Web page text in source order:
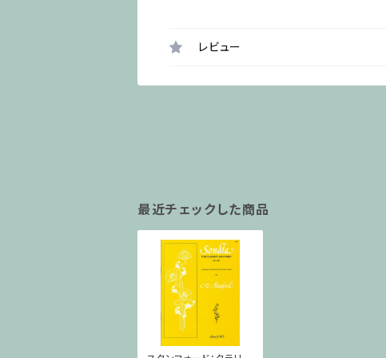
レビュー
最近チェックした商品